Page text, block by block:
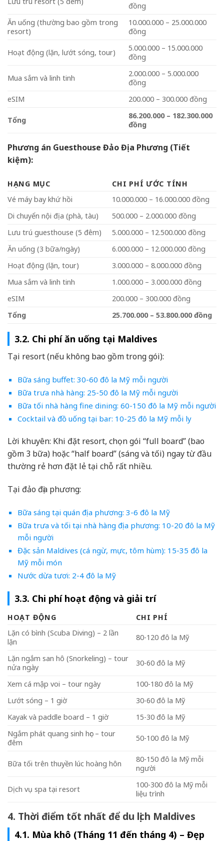
đồng
Ăn uống (thường bao gồm trong
resort)
10.000.000 – 25.000.000
đồng
Hoạt động (lặn, lướt sóng, tour)
5.000.000 – 15.000.000
đồng
Mua sắm và linh tinh
2.000.000 – 5.000.000
đồng
eSIM
200.000 – 300.000 đồng
Tổng
86.200.000 – 182.300.000
đồng
Phương án Guesthouse Đảo Địa Phương (Tiết
kiệm):
HẠNG MỤC
CHI PHÍ ƯỚC TÍNH
Vé máy bay khứ hồi
10.000.000 – 16.000.000 đồng
Di chuyển nội địa (phà, tàu)
500.000 – 2.000.000 đồng
Lưu trú guesthouse (5 đêm)
5.000.000 – 12.500.000 đồng
Ăn uống (3 bữa/ngày)
6.000.000 – 12.000.000 đồng
Hoạt động (lặn, tour)
3.000.000 – 8.000.000 đồng
Mua sắm và linh tinh
1.000.000 – 3.000.000 đồng
eSIM
200.000 – 300.000 đồng
Tổng
25.700.000 – 53.800.000 đồng
3.2. Chi phí ăn uống tại Maldives
Tại resort (nếu không bao gồm trong gói):
Bữa sáng buffet: 30-60 đô la Mỹ mỗi người
Bữa trưa nhà hàng: 25-50 đô la Mỹ mỗi người
Bữa tối nhà hàng fine dining: 60-150 đô la Mỹ mỗi người
Cocktail và đồ uống tại bar: 10-25 đô la Mỹ mỗi ly
Lời khuyên: Khi đặt resort, chọn gói “full board” (bao
gồm 3 bữa) hoặc “half board” (sáng và tối) ngay từ đầu
thường rẻ hơn đặt lẻ tại chỗ rất nhiều.
Tại đảo địa phương:
Bữa sáng tại quán địa phương: 3-6 đô la Mỹ
Bữa trưa và tối tại nhà hàng địa phương: 10-20 đô la Mỹ
mỗi người
Đặc sản Maldives (cá ngừ, mực, tôm hùm): 15-35 đô la
Mỹ mỗi món
Nước dừa tươi: 2-4 đô la Mỹ
3.3. Chi phí hoạt động và giải trí
HOẠT ĐỘNG
CHI PHÍ
Lặn có bình (Scuba Diving) – 2 lần
lặn
80-120 đô la Mỹ
Lặn ngắm san hô (Snorkeling) – tour
nửa ngày
30-60 đô la Mỹ
Xem cá mập voi – tour ngày
100-180 đô la Mỹ
Lướt sóng – 1 giờ
30-60 đô la Mỹ
Kayak và paddle board – 1 giờ
15-30 đô la Mỹ
Ngắm phát quang sinh học – tour
đêm
50-100 đô la Mỹ
Bữa tối trên thuyền lúc hoàng hôn
80-150 đô la Mỹ mỗi
người
Dịch vụ spa tại resort
100-300 đô la Mỹ mỗi
liệu trình
4. Thời điểm tốt nhất để du lịch Maldives
4.1. Mùa khô (Tháng 11 đến tháng 4) – Đẹp